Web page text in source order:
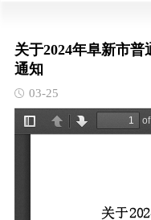
关于2024年阜新市
通知
03-25